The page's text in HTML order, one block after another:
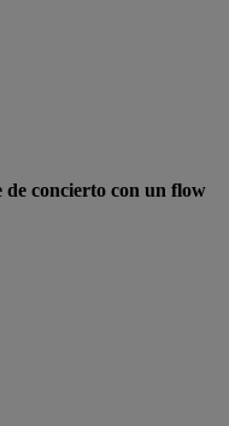
de concierto con un flow